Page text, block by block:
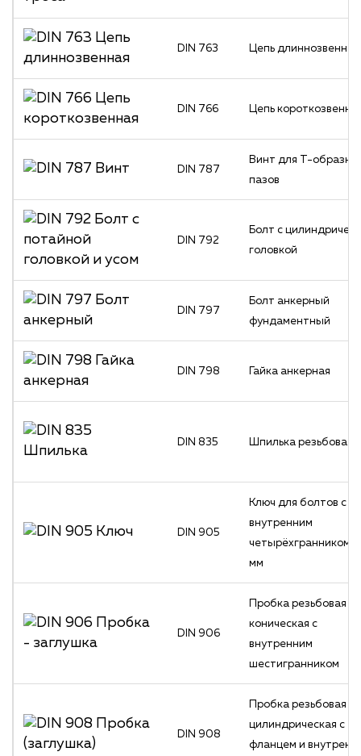
DIN 763 Цепь длиннозвенная
DIN 766 Цепь
DIN 787
Винт для Т-
пазов
DIN 792
Болт с
головкой
DIN 797
Болт анкерный
фундаментный
DIN 798 Гайка анкерная
DIN 835 Шпилька резьбовая
DIN 905
Ключ для болтов с
внутренним
четырёхгранником
мм
DIN 906
Пробка резьбовая
коническая с
внутренним
шестигранником
DIN 908
Пробка резьбовая
цилиндрическая с
фланцем и